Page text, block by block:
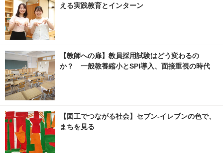
える実践教育とインターン
【教師への扉】教員採用試験はどう変わるの
か？ 一般教養縮小とSPI導入、面接重視の時代
【図工でつながる社会】セブン‐イレブンの色で、
まちを見る